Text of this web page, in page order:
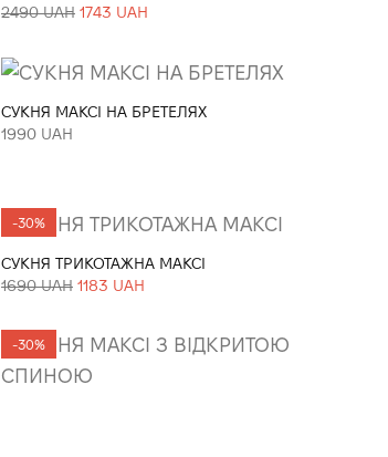
2490 UAH 1743 UAH
СУКНЯ МАКСІ НА БРЕТЕЛЯХ
1990 UAH
-30%
СУКНЯ ТРИКОТАЖНА МАКСІ
1690 UAH 1183 UAH
-30%